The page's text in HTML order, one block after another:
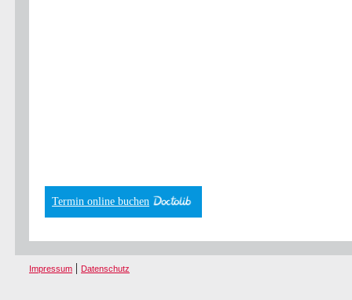
Termin online buchen
Impressum | Datenschutz